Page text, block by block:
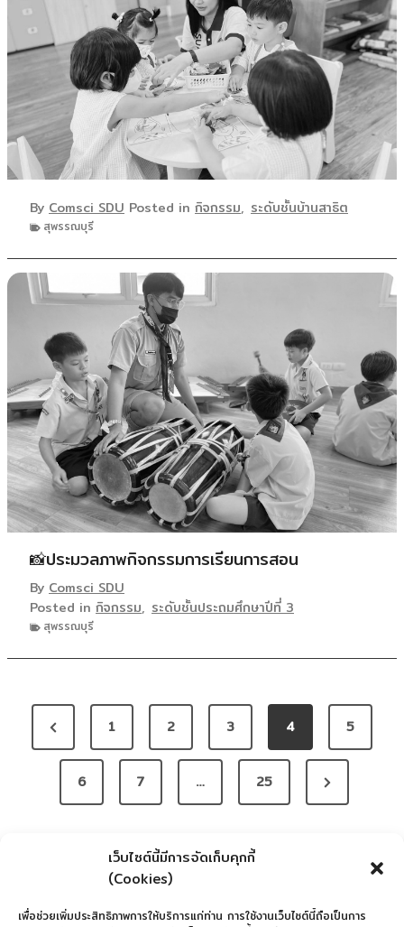
เว็บไซต์นี้มีการจัดเก็บคุกกี้
(Cookies)
เพื่อช่วยเพิ่มประสิทธิภาพการให้บริการแก่ท่าน การใช้งานเว็บไซต์นี้ถือเป็นการ
By Comsci SDU Posted in กิจกรรม, ระดับชั้นบ้านสาธิต
สุพรรณบุรี
📸ประมวลภาพกิจกรรมการเรียนการสอน
By Comsci SDU
Posted in กิจกรรม, ระดับชั้นประถมศึกษาปีที่ 3
สุพรรณบุรี
A
P
r
s
1 2 3 4 5
6 7 … 25
N
e
a